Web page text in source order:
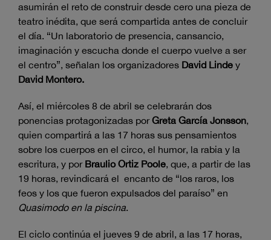
asumirán el reto de construir desde cero una pieza de
teatro inédita, que será compartida antes de concluir
el día. “Un laboratorio de presencia, cansancio,
imaginación y escucha donde el cuerpo vuelve a ser
el centro”, señalan los organizadores David Linde y
David Montero.
Así, el miércoles 8 de abril se celebrarán dos
ponencias protagonizadas porGreta García Jonsson,
quien compartirá a las 17 horas sus pensamientos
sobre los cuerpos en el circo, el humor, la rabia y la
escritura, y por Braulio Ortiz Poole, que, a partir de las
19 horas, revindicará el encanto de “los raros, los
feos y los que fueron expulsados del paraíso” en
Quasimodo en la piscina.
El ciclo continúa el jueves 9 de abril, a las 17 horas,